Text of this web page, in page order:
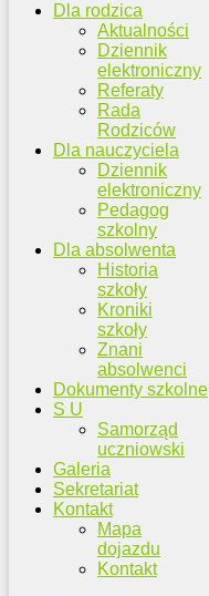
Dla rodzica
Aktualności
Dziennik
elektroniczny
Referaty
Rada
Rodziców
Dla nauczyciela
Dziennik
elektroniczny
Pedagog
szkolny
Dla absolwenta
Historia
szkoły
Kroniki
szkoły
Znani
absolwenci
Dokumenty szkolne
S U
Samorząd
uczniowski
Galeria
Sekretariat
Kontakt
Mapa
dojazdu
Kontakt